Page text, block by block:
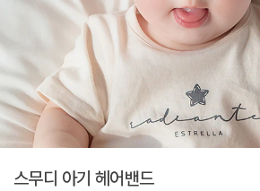
스무디 아기 헤어밴드